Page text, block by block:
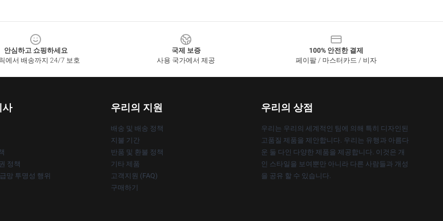
안심하고 쇼핑하세요
에서 배송까지 24/7 보호
국제 보증
사용 국가에서 제공
100% 안전한 결제
페이팔 / 마스터카드 / 비자
사
정책
망 투명성 행위
우리의 지원
배송 및 배송 정책
지불 기간
반품 및 환불 정책
기타 제품
고객지원 (FAQ)
구매하기
우리의 상점
우리는 우리의 세계적인 팀에 의해 특히 디자인된
고품질 제품을 제안합니다. 우리는 유행과 아름다
운 둘 다인 다양한 제품을 제공합니다. 이것은 개
인 스타일을 보여뿐만 아니라 다른 사람들과 개성
을 공유 할 수 있습니다.